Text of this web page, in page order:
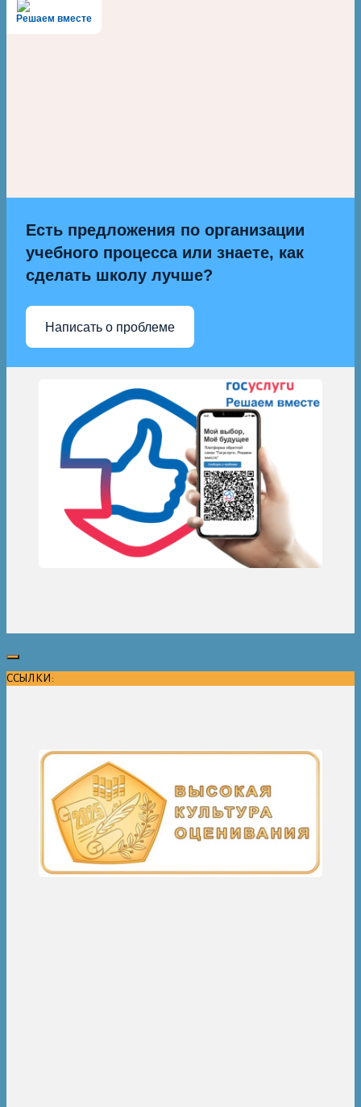
Решаем вместе
Есть предложения по организации
учебного процесса или знаете, как
сделать школу лучше?
Написать о проблеме
ССЫЛКИ: